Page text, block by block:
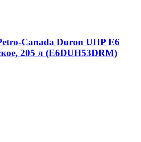
Canada Duron UHP E6
205 л (E6DUH53DRM)